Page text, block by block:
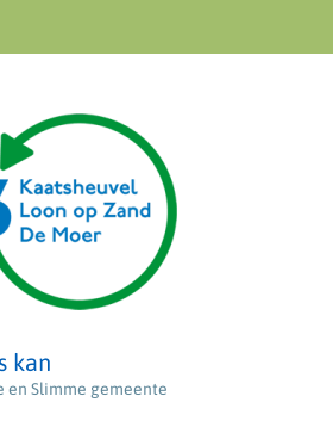
kan
en Slimme gemeente